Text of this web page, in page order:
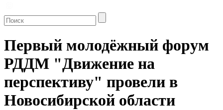
Первый молодёжный форум
РДДМ "Движение на
перспективу" провели в
Новосибирской области